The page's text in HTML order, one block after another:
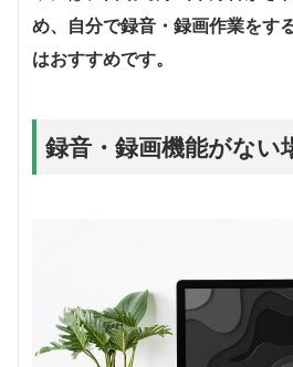
め、自分で録音・録画作業をす
はおすすめです。
録音・録画機能がない